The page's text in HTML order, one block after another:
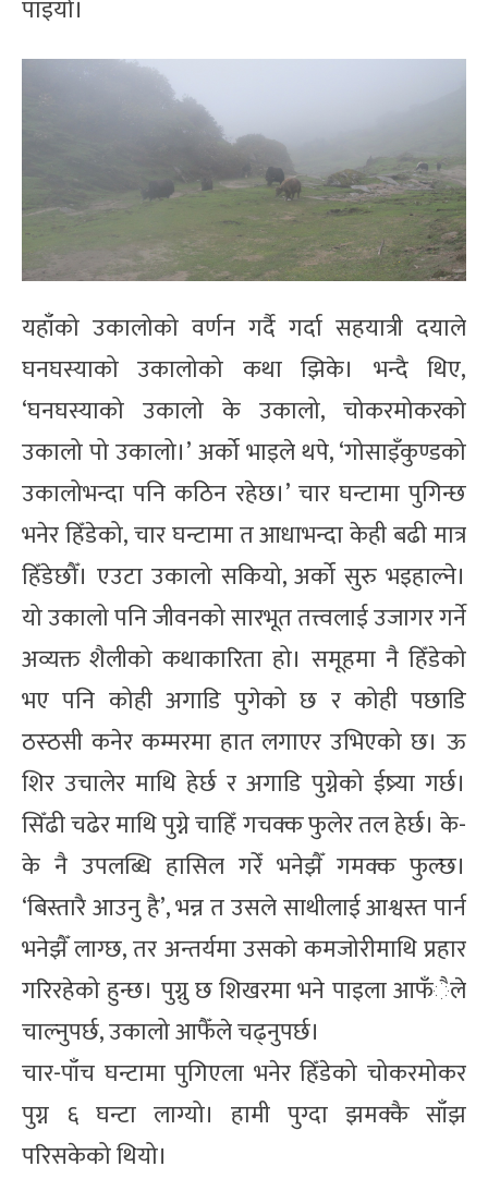
पाइयो।
यहाँको उकालोको वर्णन गर्दै गर्दा सहयात्री दयाले
घनघस्याको उकालोको कथा झिके। भन्दै थिए,
‘घनघस्याको उकालो के उकालो, चोकरमोकरको
उकालो पो उकालो।’ अर्को भाइले थपे, ‘गोसाइँकुण्डको
उकालोभन्दा पनि कठिन रहेछ।’ चार घन्टामा पुगिन्छ
भनेर हिँडेको, चार घन्टामा त आधाभन्दा केही बढी मात्र
हिँडेछौँ। एउटा उकालो सकियो, अर्को सुरु भइहाल्ने।
यो उकालो पनि जीवनको सारभूत तत्त्वलाई उजागर गर्ने
अव्यक्त शैलीको कथाकारिता हो। समूहमा नै हिँडेको
भए पनि कोही अगाडि पुगेको छ र कोही पछाडि
ठस्ठसी कनेर कम्मरमा हात लगाएर उभिएको छ। ऊ
शिर उचालेर माथि हेर्छ र अगाडि पुग्नेको ईष्र्या गर्छ।
सिँढी चढेर माथि पुग्ने चाहिँ गचक्क फुलेर तल हेर्छ। के-
के नै उपलब्धि हासिल गरेँ भनेझैँ गमक्क फुल्छ।
‘बिस्तारै आउनु है’, भन्न त उसले साथीलाई आश्वस्त पार्न
भनेझैँ लाग्छ, तर अन्तर्यमा उसको कमजोरीमाथि प्रहार
गरिरहेको हुन्छ। पुग्नु छ शिखरमा भने पाइला आफँैले
चाल्नुपर्छ, उकालो आफैँले चढ्नुपर्छ।
चार-पाँच घन्टामा पुगिएला भनेर हिँडेको चोकरमोकर
पुग्न ६ घन्टा लाग्यो। हामी पुग्दा झमक्कै साँझ
परिसकेको थियो।